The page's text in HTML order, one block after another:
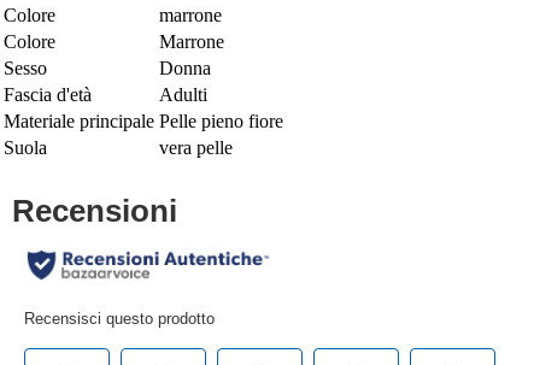
Colore
marrone
Colore
Marrone
Sesso
Donna
Fascia d'età
Adulti
Materiale principale Pelle pieno fiore
Suola
vera pelle